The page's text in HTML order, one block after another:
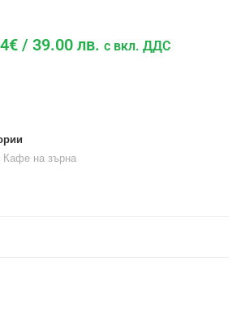
€ / 39.00 лв.с вкл. ДДС
Кафе на зърна